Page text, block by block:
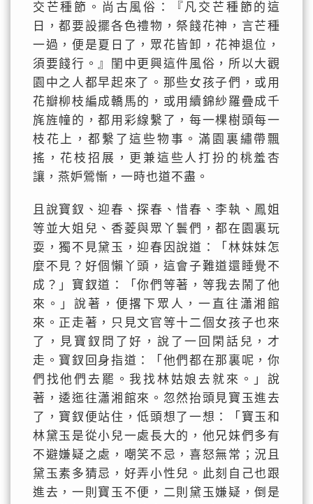
交芒種節。尚古風俗：『凡交芒種節的這
日，都要設擺各色禮物，祭餞花神，言芒種
一過，便是夏日了，眾花皆卸，花神退位，
須要餞行。』閨中更興這件風俗，所以大觀
園中之人都早起來了。那些女孩子們，或用
花瓣柳枝編成轎馬的，或用續錦紗羅疊成千
旄旌幢的，都用彩線繫了，每一棵樹頭每一
枝花上，都繫了這些物事。滿園裏繡帶飄
搖，花枝招展，更兼這些人打扮的桃羞杏
讓，燕妒鶯慚，一時也道不盡。
且說寶釵、迎春、探春、惜春、李執、鳳姐
等並大姐兒、香菱與眾丫鬟們，都在園裏玩
耍，獨不見黛玉，迎春因說道：「林妹妹怎
麼不見？好個懶丫頭，這會子難道還睡覺不
成？」寶釵道：「你們等著，等我去鬧了他
來。」說著，便撂下眾人，一直往瀟湘館
來。正走著，只見文官等十二個女孩子也來
了，見寶釵問了好，說了一回閑話兒，才
走。寶釵回身指道：「他們都在那裏呢，你
們找他們去罷。我找林姑娘去就來。」說
著，逶迤往瀟湘館來。忽然抬頭見寶玉進去
了，寶釵便站住，低頭想了一想：「寶玉和
林黛玉是從小兒一處長大的，他兄妹們多有
不避嫌疑之處，嘲笑不忌，喜怒無常；況且
黛玉素多猜忌，好弄小性兒。此刻自己也跟
進去，一則寶玉不便，二則黛玉嫌疑，倒是